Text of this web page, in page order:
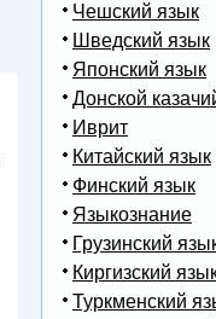
Чешский язык
Шведский язык
Японский язык
Донской
Иврит
Китайский язык
Финский язык
Языкознание
Грузинский
Киргизский
Туркменский